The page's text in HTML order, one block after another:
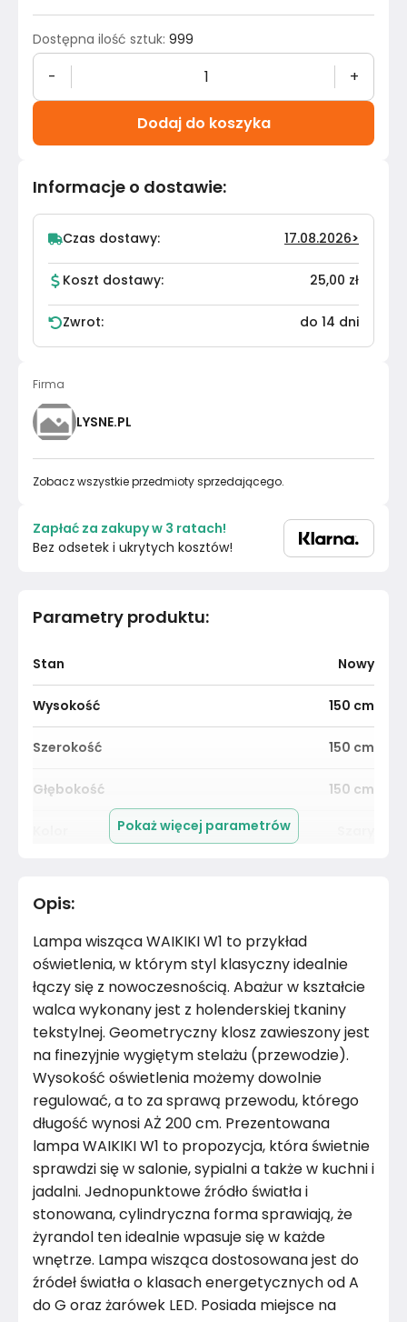
Parametry produktu:
Stan Nowy
Wysokość 150 cm
Szerokość 150 cm
Głębokość 150 cm
Kolor stelaża
Materiał Metal
Kolor
Marka LYSNE.PL
Montaż
Rok produkcji
Pokaż więcej parametrów
Opis:
Lampa wisząca WAIKIKI W1 to przykład
oświetlenia, w którym styl klasyczny idealnie
łączy się z nowoczesnością. Abażur w kształcie
walca wykonany jest z holenderskiej tkaniny
tekstylnej. Geometryczny klosz zawieszony jest
na finezyjnie wygiętym stelażu (przewodzie).
Wysokość oświetlenia możemy dowolnie
regulować, a to za sprawą przewodu, którego
długość wynosi AŻ 200 cm. Prezentowana
lampa WAIKIKI W1 to propozycja, która świetnie
sprawdzi się w salonie, sypialni a także w kuchni i
jadalni. Jednopunktowe źródło światła i
stonowana, cylindryczna forma sprawiają, że
żyrandol ten idealnie wpasuje się w każde
wnętrze. Lampa wisząca dostosowana jest do
źródeł światła o klasach energetycznych od A
do G oraz żarówek LED. Posiada miejsce na
Dostępna ilość sztuk: 999
- +
Dodaj do koszyka
Informacje o dostawie:
Czas dostawy: 17.08.2026>
Koszt dostawy: 25,00 zł
Zwrot: do 14 dni
Firma
LYSNE.PL
Zobacz wszystkie przedmioty sprzedającego.
Zapłać za zakupy w 3 ratach!
Bez odsetek i ukrytych kosztów!